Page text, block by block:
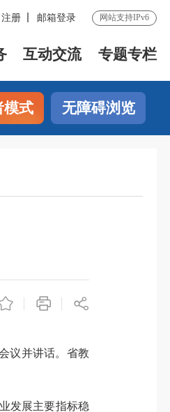
注册 邮箱登录 网站支持IPv6
互动交流 专题专栏
模式 无障碍浏览
议并讲话。省教
发展主要指标稳